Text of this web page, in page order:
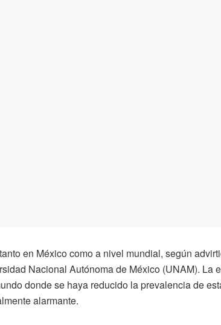
en México como a nivel mundial, según
Nacional Autónoma de México (UNAM). La
donde se haya reducido la prevalencia de
alarmante.